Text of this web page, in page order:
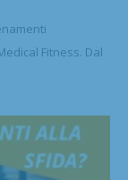
Fitness. Dal